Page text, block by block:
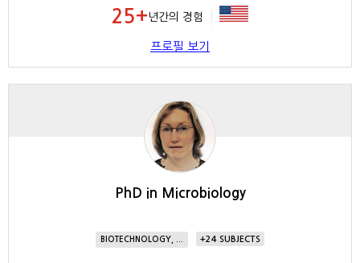
25+ 년간의 경험
프로필 보기
PhD in Microbiology
BIOTECHNOLOGY, ... 24